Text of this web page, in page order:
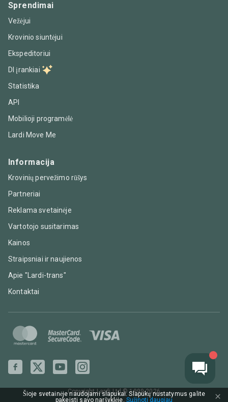
Sprendimai
Vežėjui
Krovinio siuntėjui
Ekspeditoriui
DI įrankiai
Statistika
API
Mobilioji programėlė
Lardi Move Me
Informacija
Krovinių pervežimo rūšys
Partneriai
Reklama svetainėje
Vartotojo susitarimas
Kainos
Straipsniai ir naujienos
Apie "Lardi-trans"
Kontaktai
Copyright Lardi Ltd © 1999-2026
Šioje svetainėje naudojami slapukai. Slapukų nustatymus galite
pakeisti savo naršyklėje. Sužinoti daugiau